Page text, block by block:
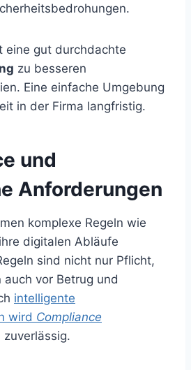
eine gut durchdachte
zu besseren
Eine einfache Umgebung
in der Firma langfristig.
und
Anforderungen
komplexe Regeln wie
digitalen Abläufe
sind nicht nur Pflicht,
vor Betrug und
intelligente
wird Compliance